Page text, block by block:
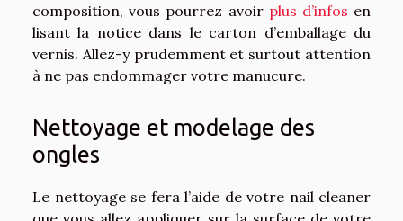
composition, vous pourrez avoir plus d’infos en
lisant la notice dans le carton d’emballage du
vernis. Allez-y prudemment et surtout attention
à ne pas endommager votre manucure.
Nettoyage et modelage des
ongles
Le nettoyage se fera l’aide de votre nail cleaner